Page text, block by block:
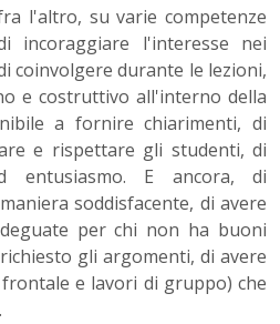
l'altro, su varie competenze
incoraggiare l'interesse nei
coinvolgere durante le lezioni,
e costruttivo all'interno della
a fornire chiarimenti, di
e rispettare gli studenti, di
entusiasmo. E ancora, di
soddisfacente, di avere
per chi non ha buoni
gli argomenti, di avere
e lavori di gruppo) che